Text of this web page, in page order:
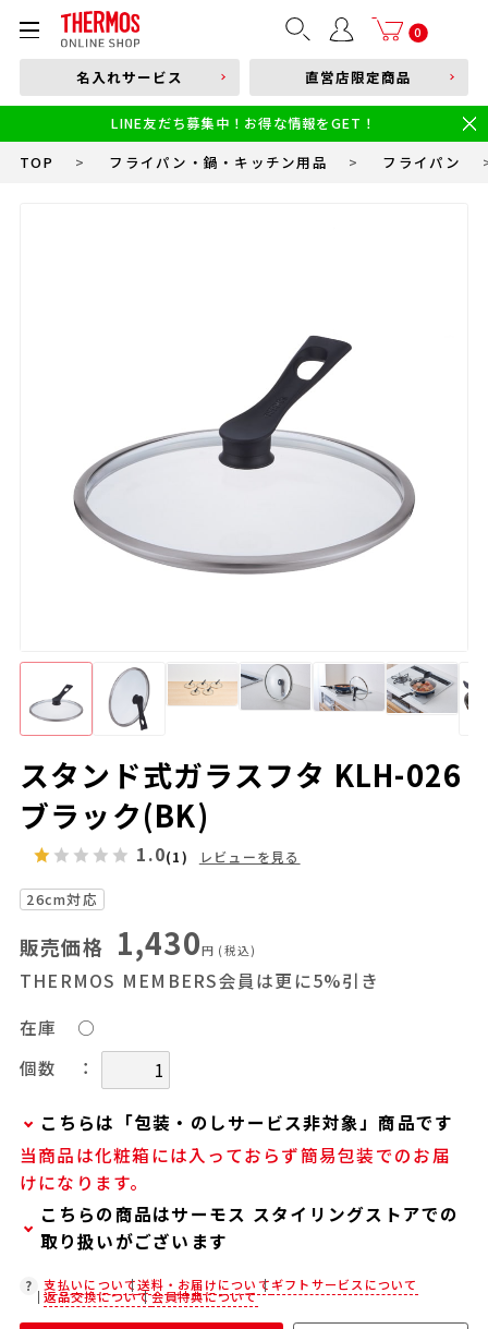
0
部品購入はこちら
本体品番やキーワードを入力
食洗機対応 新製品
幼児・園児向け水筒
小学生 低・中学年向け水筒
小学生 中・高学年向け水筒
名入れサービス 直営店限定商品
LINE友だち募集中！お得な情報をGET！
TOP > フライパン・鍋・キッチン用品 > フライパン
スタンド式ガラスフタ KLH-026
ブラック(BK)
1.0(1) レビューを見る
26cm対応
販売価格 1,430円 (税込)
THERMOS MEMBERS会員は更に5%引き
在庫
○
個数
：
こちらは「包装・のしサービス非対象」商品です
当商品は弊社でのお包みには対応しておりませ
ん。
お客様ご自身で包装する際にお使いいただけるギ
フト用品をご用意しておりますので、セルフラッ
ピング用のギフトバッグや手提げ袋が必要な場合
は、以下より合わせてご購入ください。
当商品は化粧箱には入っておらず簡易包装でのお届
けになります。
こちらの商品はサーモス スタイリングストアでの
取り扱いがございます
在庫状況につきましては、各店舗までお電話にて
ご確認ください。
支払いについて送料・お届けについてギフトサービスについて
返品交換について会員特典について